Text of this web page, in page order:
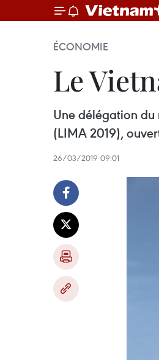
ÉCONOMIE
Le
Une délégation
(LIMA 2019),
26/03/2019 09:01